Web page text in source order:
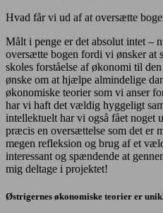
Hvad får vi ud af at oversætte
Målt i penge er det absolut intet –
oversætte bogen fordi vi ønsker at
skoles forståelse af økonomi til
ønske om at hjælpe almindelige
økonomiske teorier som vi anser
har vi haft det vældig hyggeligt
intellektuelt har vi også fået noget
præcis en oversættelse som det er
megen refleksion og brug af et
interessant og spændende at
mig deltage i projektet!
Østrigernes økonomiske teorier er